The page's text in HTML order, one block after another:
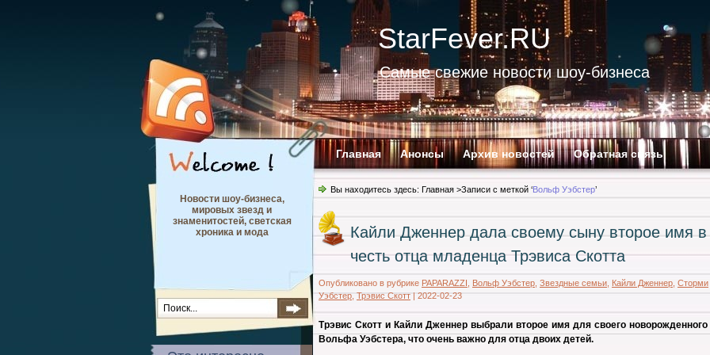
StarFever.RU
Самые свежие новости шоу-бизнеса
Главная Анонсы Архив новостей Обратная связь
Новости шоу-бизнеса,
мировых звезд и
знаменитостей, светская
хроника и мода
Вы находитесь здесь: Главная >Записи с меткой ‘Вольф Уэбстер’
Кайли Дженнер дала своему сыну второе имя в
честь отца младенца Трэвиса Скотта
Опубликовано в рубрике PAPARAZZI Вольф Уэбстер Звездные семьи Кайли Дженнер Сторми
Уэбстер Трэвис Скотт | 2022-02-23
Трэвис Скотт и Кайли Дженнер выбрали второе имя для своего
Вольфа Уэбстера, что очень важно для отца двоих детей.